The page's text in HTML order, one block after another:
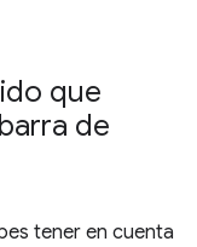
que
de
tener en cuenta